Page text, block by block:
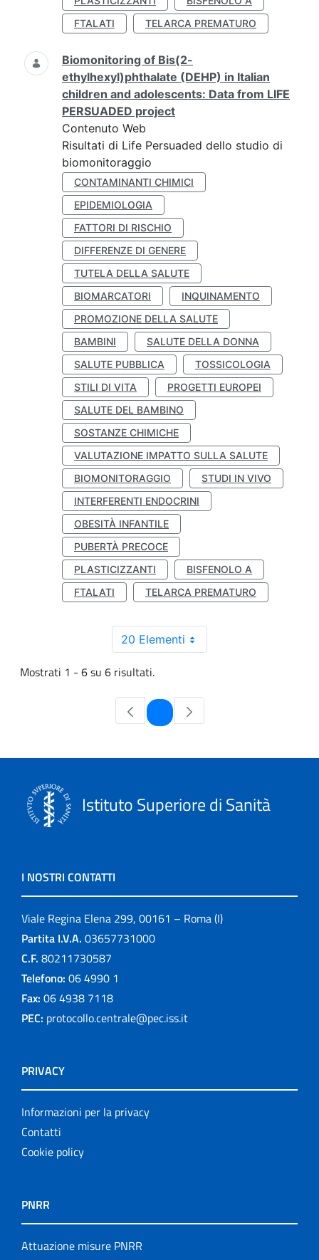
FTALATI
TELARCA PREMATURO
Biomonitoring of Bis(2-
ethylhexyl)phthalate (DEHP) in Italian
children and adolescents: Data from LIFE
PERSUADED project
Contenuto Web
Risultati di Life Persuaded dello studio di
biomonitoraggio
CONTAMINANTI CHIMICI
EPIDEMIOLOGIA
FATTORI DI RISCHIO
DIFFERENZE DI GENERE
TUTELA DELLA SALUTE
BIOMARCATORI
INQUINAMENTO
PROMOZIONE DELLA SALUTE
BAMBINI
SALUTE DELLA DONNA
SALUTE PUBBLICA
TOSSICOLOGIA
STILI DI VITA
PROGETTI EUROPEI
SALUTE DEL BAMBINO
SOSTANZE CHIMICHE
VALUTAZIONE IMPATTO SULLA SALUTE
BIOMONITORAGGIO
STUDI IN VIVO
INTERFERENTI ENDOCRINI
OBESITÀ INFANTILE
PUBERTÀ PRECOCE
PLASTICIZZANTI
BISFENOLO A
FTALATI
TELARCA PREMATURO
20 Elementi
Mostrati 1 - 6 su 6 risultati.
Pagina
Istituto Superiore di Sanità
I NOSTRI CONTATTI
Viale Regina Elena 299, 00161 – Roma (I)
Partita I.V.A. 03657731000
C.F. 80211730587
Telefono: 06 4990 1
Fax: 06 4938 7118
PEC: protocollo.centrale@pec.iss.it
PRIVACY
Informazioni per la privacy
Contatti
Cookie policy
PNRR
Attuazione misure PNRR